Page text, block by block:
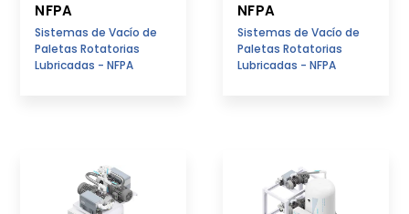
NFPA
Sistemas de Vacío de
Paletas Rotatorias
Lubricadas - NFPA
NFPA
Sistemas de Vacío de
Paletas Rotatorias
Lubricadas - NFPA